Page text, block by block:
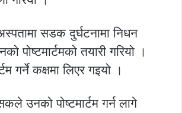
सडक दुर्घटनामा निधन
पोष्टमार्टमको तयारी गरियो ।
गर्ने कक्षमा लिएर गइयो ।
उनको पोष्टमार्टम गर्न लागे